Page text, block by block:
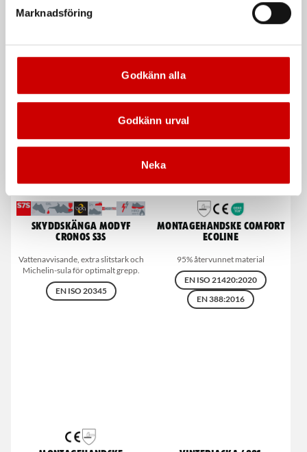
Marknadsföring
Godkänn alla
Godkänn urval
Neka
1998 82% polyamid, 18% Elastan
Blåkläder 1496 60% Bomull, 40%
De som köpte, köpte även
Skyddskänga MODYF
Cronos S3S
Vattenavvisande, extra slitstark och
Michelin-sula för optimalt grepp.
EN ISO 20345
Montagehandske Comfort
Ecoline
95% återvunnet material
EN ISO 21420:2020
EN 388:2016